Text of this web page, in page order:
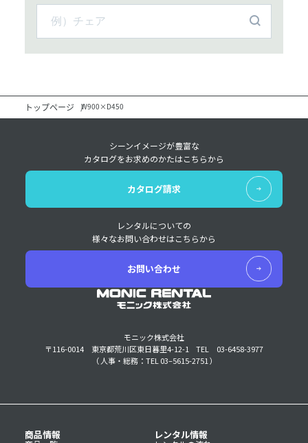
トップページ W900×D450
モニック株式会社
〒116-0014 東京都荒川区東日暮里4-12-1
TEL 03-6458-3977
（ 人事・総務：TEL 03–5615-2751 ）
シーンイメージが豊富な
カタログをお求めのかたはこちらから
カタログ請求
レンタルについての
様々なお問い合わせはこちらから
お問い合わせ
商品情報 レンタル情報